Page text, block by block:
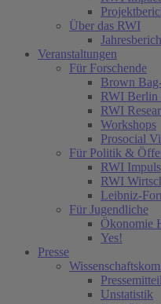
Über das RWI
Veranstaltungen
Für Forschende
Brown
RWI Berlin
RWI
Workshops
Prosocial
Für Politik &
RWI Impuls
RWI
Leibniz-
Für Jugendliche
Ökonomie
Yes!
Presse
Unstatistik